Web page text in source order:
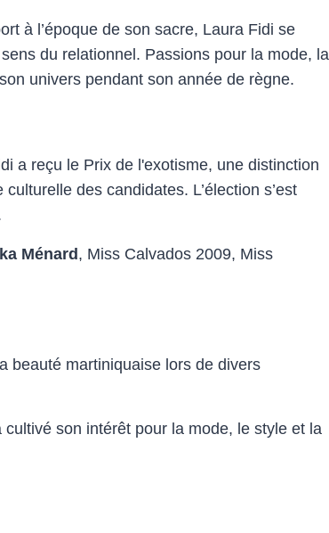
à l’époque de son sacre, Laura Fidi se
du relationnel. Passions pour la mode, la
univers pendant son année de règne.
a reçu le Prix de l'exotisme, une distinction
des candidates. L’élection s’est
Ménard, Miss Calvados 2009, Miss
beauté martiniquaise lors de divers
son intérêt pour la mode, le style et la